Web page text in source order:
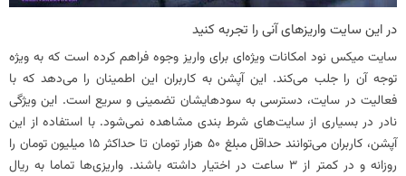
در این سایت واریزهای آنی را تجربه کنید
سایت میکس نود امکانات ویژه‌ای برای واریز وجوه فراهم کرده است که به ویژه
توجه‌ آن را جلب می‌کند. این آپشن به کاربران این اطمینان را می‌دهد که با
فعالیت در سایت، دسترسی به سودهایشان تضمینی و سریع است. این ویژگی
نادر در بسیاری از سایت‌های شرط بندی مشاهده نمی‌شود. با استفاده از این
آپشن، کاربران می‌توانند حداقل مبلغ 50 هزار تومان تا حداکثر 15 میلیون تومان را
روزانه و در کمتر از 3 ساعت در اختیار داشته باشند. واریزی‌ها تماما به ریال